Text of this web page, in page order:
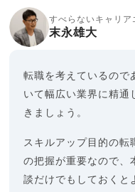
すべらないキャリア
末永雄大
転職を考えているので
いて幅広い業界に精通
きましょう。
スキルアップ目的の転
の把握が重要なので、
談だけでもしておくと